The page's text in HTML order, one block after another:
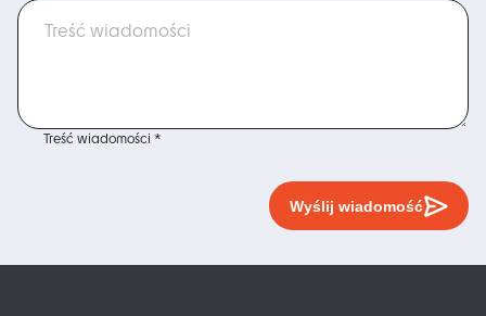
Treść wiadomości *
Wyślij wiadomość